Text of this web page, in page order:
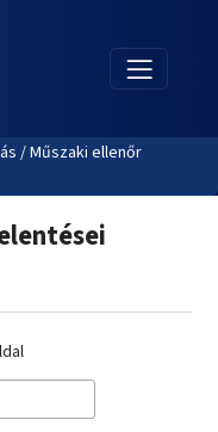
/ Műszaki ellenőr